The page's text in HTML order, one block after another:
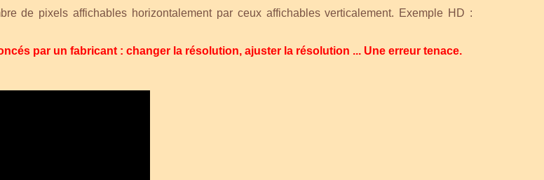
de pixels affichables horizontalement par ceux affichables verticalement. Exemple HD :
par un fabricant : changer la résolution, ajuster la résolution ... Une erreur tenace.